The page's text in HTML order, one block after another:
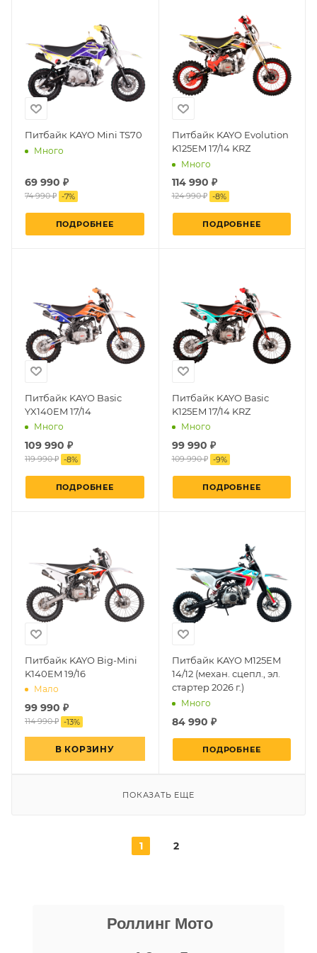
Питбайк KAYO Mini TS70
Много
69 990 ₽
74 990 ₽ -7%
ПОДРОБНЕЕ
Питбайк KAYO Evolution
K125EM 17/14 KRZ
Много
114 990 ₽
124 990 ₽ -8%
ПОДРОБНЕЕ
Питбайк KAYO Basic
YX140EM 17/14
Много
109 990 ₽
119 990 ₽ -8%
ПОДРОБНЕЕ
Питбайк KAYO Basic
K125EM 17/14 KRZ
Много
99 990 ₽
109 990 ₽ -9%
ПОДРОБНЕЕ
Питбайк KAYO Big-Mini
K140EM 19/16
Мало
99 990 ₽
114 990 ₽ -13%
В КОРЗИНУ
Питбайк KAYO M125EM
14/12 (механ. сцепл., эл.
стартер 2026 г.)
Много
84 990 ₽
ПОДРОБНЕЕ
ПОКАЗАТЬ ЕЩЕ
1 2
Роллинг Мото
25 апреля